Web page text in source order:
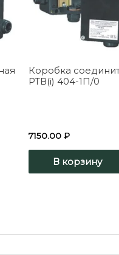
Коробка
РТВ(i) 404-1П/0
7150.00 ₽
В корзину